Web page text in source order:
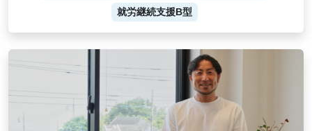
就労継続支援B型